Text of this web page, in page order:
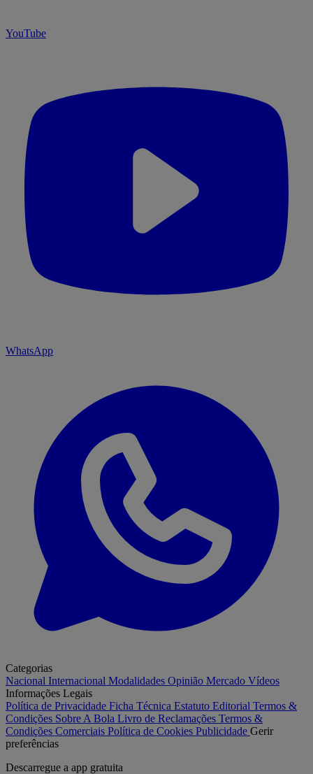
YouTube
WhatsApp
Categorias
Nacional Internacional Modalidades Opinião Mercado Vídeos
Informações Legais
Política de Privacidade Ficha Técnica Estatuto Editorial Termos &
Condições Sobre A Bola Livro de Reclamações Termos &
Condições Comerciais Política de Cookies Publicidade Gerir
preferências
Descarregue a app gratuita